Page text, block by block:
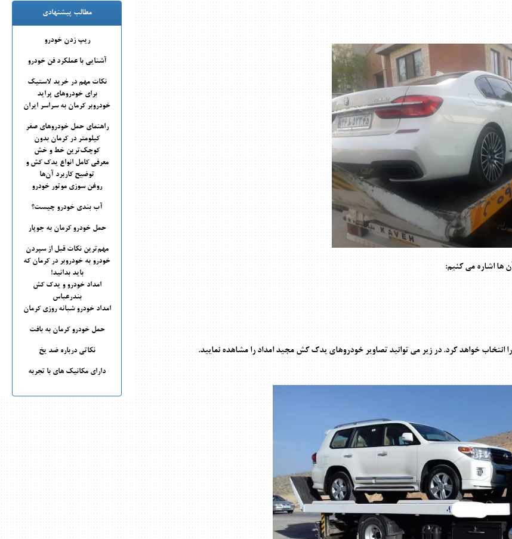
ها اشاره می کنیم:
خواهد کرد. در زیر می توانید تصاویر خودروهای یدک کش مجید امداد را مشاهده نمایید.
مطالب پیشنهادی
ریپ زدن خودرو
آشنایی با عملکرد فن خودرو
نکات مهم در خرید لاستیک
برای خودروهای پراید
خودروبر کرمان به سراسر ایران
راهنمای حمل خودروهای صفر
کیلومتر در کرمان بدون
کوچک‌ترین خط و خش
معرفی کامل انواع یدک کش و
توضیح کاربرد آن‌ها
روغن سوزی موتور خودرو
آب بندی خودرو چیست؟
حمل خودرو کرمان به جوپار
مهم‌ترین نکات قبل از سپردن
خودرو به خودروبر در کرمان که
باید بدانید!
امداد خودرو و یدک کش
بندرعباس
امداد خودرو شبانه روزی کرمان
حمل خودرو کرمان به بافت
نکاتی درباره ضد یخ
دارای مکانیک های با تجربه